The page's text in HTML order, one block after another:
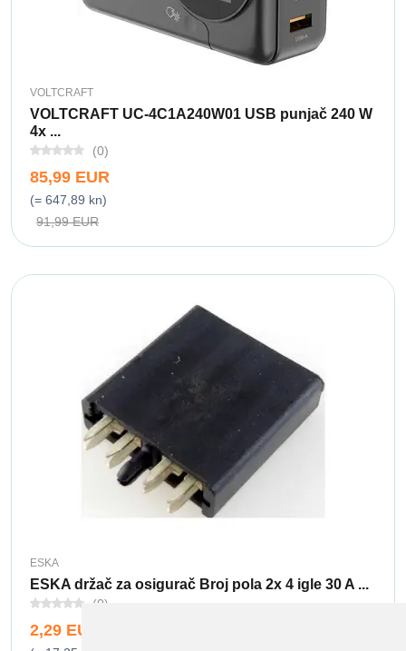
VOLTCRAFT
VOLTCRAFT UC-4C1A240W01 USB punjač 240 W
4x ...
(0)
85,99 EUR
(= 647,89 kn)
91,99 EUR
ESKA
ESKA držač za osigurač Broj pola 2x 4 igle 30 A ...
(0)
2,29 EUR